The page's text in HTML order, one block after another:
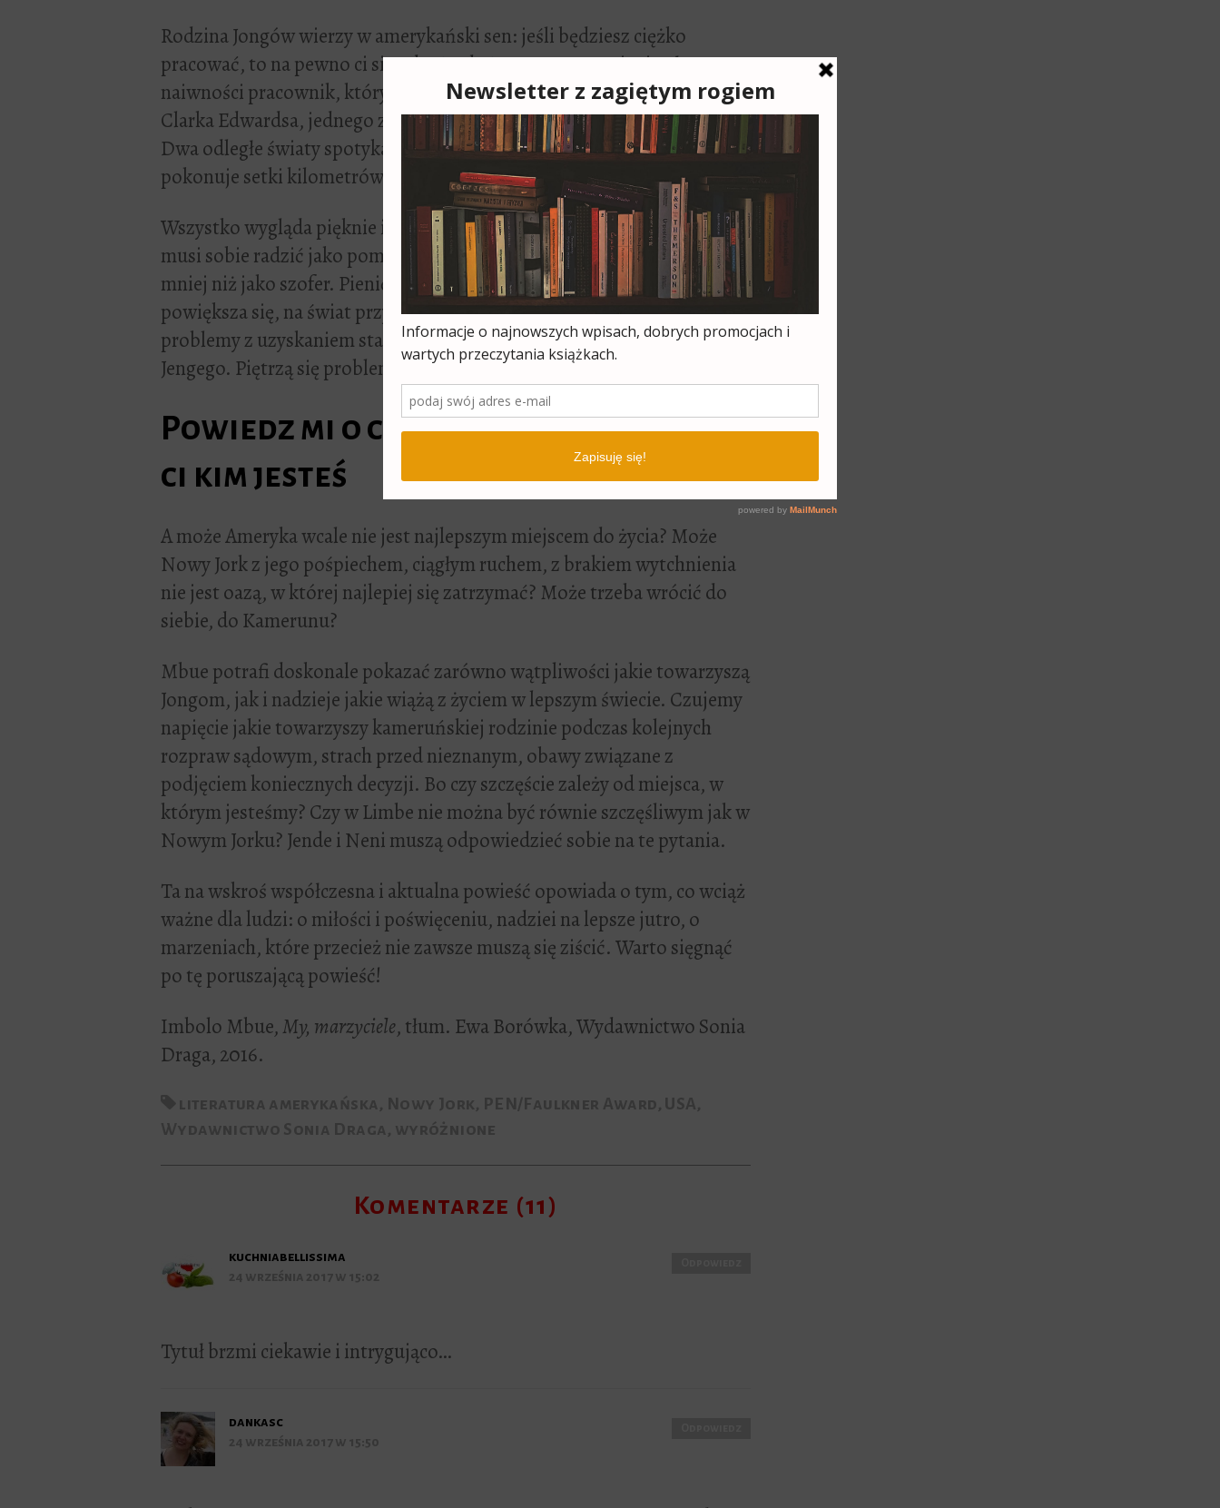
Rodzina Jongów wierzy w amerykański sen: jeśli będziesz ciężko
pracować, to na pewno ci się uda. Jende Jonga to pracowity i pełen
naiwności pracownik, który z polecenia dostaje pracę jako szofer u
Clarka Edwardsa, jednego z członków zarządu spółki Lehman Brothers.
Dwa odległe światy spotykają się we wnętrzu auta, którym Jenge
pokonuje setki kilometrów w Nowym Jorku.
Wszystko wygląda pięknie i idealnie. Do czasu krachu. Jenge traci pracę i
musi sobie radzić jako pomywacz na dwóch etatach – a i tak zarabia
mniej niż jako szofer. Pieniędzy zaś potrzeba więcej – rodzina Jongów
powiększa się, na świat przychodzi drugie dziecko. Do tego dochodzą
problemy z uzyskaniem statusu obywatela – sąd odrzuca podanie
Jengego. Piętrzą się problemy.
Powiedz mi o czym marzysz, a powiem
ci kim jesteś
A może Ameryka wcale nie jest najlepszym miejscem do życia? Może
Nowy Jork z jego pośpiechem, ciągłym ruchem, z brakiem wytchnienia
nie jest oazą, w której najlepiej się zatrzymać? Może trzeba wrócić do
siebie, do Kamerunu?
Mbue potrafi doskonale pokazać zarówno wątpliwości jakie towarzyszą
Jongom, jak i nadzieje jakie wiążą z życiem w lepszym świecie. Czujemy
napięcie jakie towarzyszy kameruńskiej rodzinie podczas kolejnych
rozpraw sądowym, strach przed nieznanym, obawy związane z
podjęciem koniecznych decyzji. Bo czy szczęście zależy od miejsca, w
którym jesteśmy? Czy w Limbe nie można być równie szczęśliwym jak w
Nowym Jorku? Jende i Neni muszą odpowiedzieć sobie na te pytania.
Ta na wskroś współczesna i aktualna powieść opowiada o tym, co wciąż
ważne dla ludzi: o miłości i poświęceniu, nadziei na lepsze jutro, o
marzeniach, które przecież nie zawsze muszą się ziścić. Warto sięgnąć
po tę poruszającą powieść!
Imbolo Mbue,My, marzyciele, tłum. Ewa Borówka, Wydawnictwo Sonia
Draga, 2016.
Komentarze (11)
kuchniabellissima
Tytuł brzmi ciekawie i intrygująco…
dankasc